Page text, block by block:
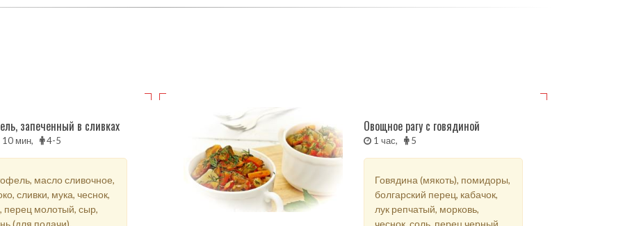
запеченный в сливках
10 мин, 4-5
масло сливочное,
сливки, мука, чеснок,
перец молотый, сыр,
(для подачи).
Овощное рагу с говядиной
1 час, 5
Говядина (мякоть), помидоры,
болгарский перец, кабачок,
лук репчатый, морковь,
чеснок, соль, перец черный